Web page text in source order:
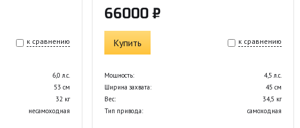
к сравнению
6,0 л.с.
53 см
32 кг
несамоходная
66000 ₽
Купить к сравнению
Мощность:
4,5 л.с.
Ширина захвата:
45 см
Вес:
34,5 кг
Тип привода:
самоходная